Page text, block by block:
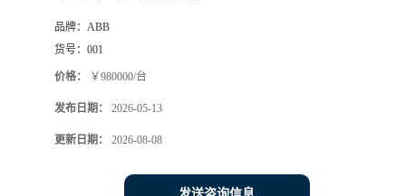
品牌： ABB
货号： 001
价格： ￥980000/台
发布日期： 2026-05-13
更新日期： 2026-08-08